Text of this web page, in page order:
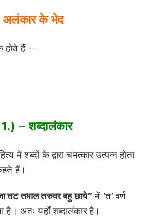
अलंकार के भेद
होते हैं —
–शब्दालंकार
में शब्दों के द्वारा चमत्कार उत्पन्न होता
हैं।
तट तमाल तरुवर बहु छाये” में ‘त’ वर्ण
है। अतः यहाँ शब्दालंकार है।